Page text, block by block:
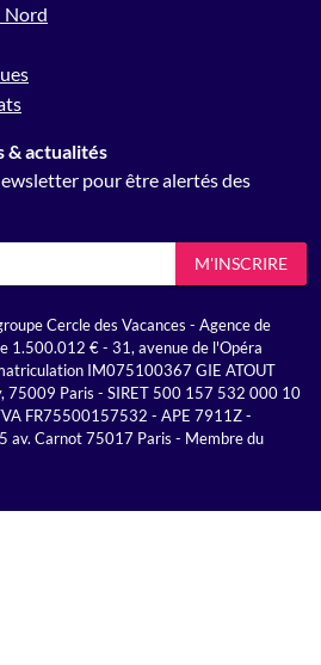
Nord
& actualités
pour être alertés des
M'INSCRIRE
Cercle des Vacances - Agence de
1.500.012 € - 31, avenue de l'Opéra
IM075100367 GIE ATOUT
75009 Paris - SIRET 500 157 532 000 10
FR75500157532 - APE 7911Z -
av. Carnot 75017 Paris - Membre du